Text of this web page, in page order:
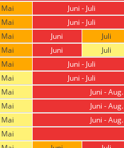
Mai Juni - Juli
Mai Juni - Juli
Mai Juni Juli
Mai Juni
Juli
Mai Juni - Juli
Mai Juni - Juli
Mai Juni - Aug.
Mai Juni - Aug.
Mai Juni - Aug.
Mai